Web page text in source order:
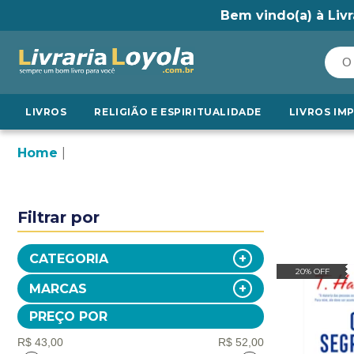
Bem vindo(a) à
LIVROS RELIGIÃO E ESPIRITUALIDADE LIVROS
Home
Filtrar por
CATEGORIA
MARCAS
PREÇO POR
20% OFF